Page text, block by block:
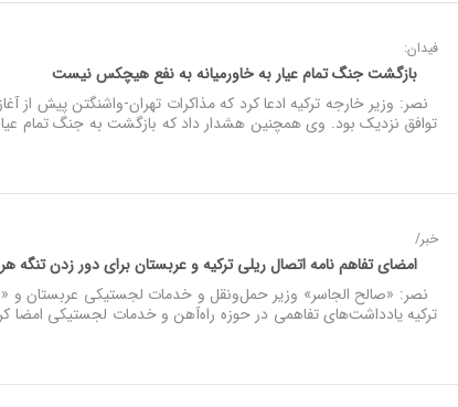
فیدان:
بازگشت جنگ تمام عیار به خاورمیانه به نفع هیچکس نیست
نصر: وزیر خارجه ترکیه ادعا کرد که مذاکرات تهران-واشنگتن پیش از
توافق نزدیک بود. وی همچنین هشدار داد که بازگشت به جنگ تمام
خبر/
امضای تفاهم نامه اتصال ریلی ترکیه و عربستان برای دور زدن تنگه
نصر: «صالح الجاسر» وزیر حمل‌ونقل و خدمات لجستیکی عربستان و
ترکیه یادداشت‌های تفاهمی در حوزه راه‌آهن و خدمات لجستیکی امضا